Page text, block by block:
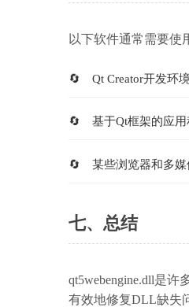
以下软件通常需要使
Qt Creator开发环境
基于Qt框架的应
某些浏览器和多
七、总结
qt5webengine.dll是
有效地修复DLL缺失